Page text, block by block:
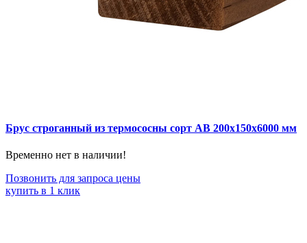
Брус строганный из термососны сорт АВ 200x150x6000 мм
Временно нет в наличии!
Позвонить для запроса цены
купить в 1 клик